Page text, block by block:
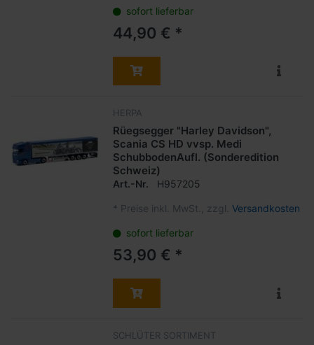
sofort lieferbar
44,90 € *
HERPA
Rüegsegger "Harley Davidson",
Scania CS HD vvsp. Medi
SchubbodenAufl. (Sonderedition
Schweiz)
Art.-Nr. H957205
* Preise inkl. MwSt., zzgl. Versandkosten
sofort lieferbar
53,90 € *
SCHLÜTER SORTIMENT